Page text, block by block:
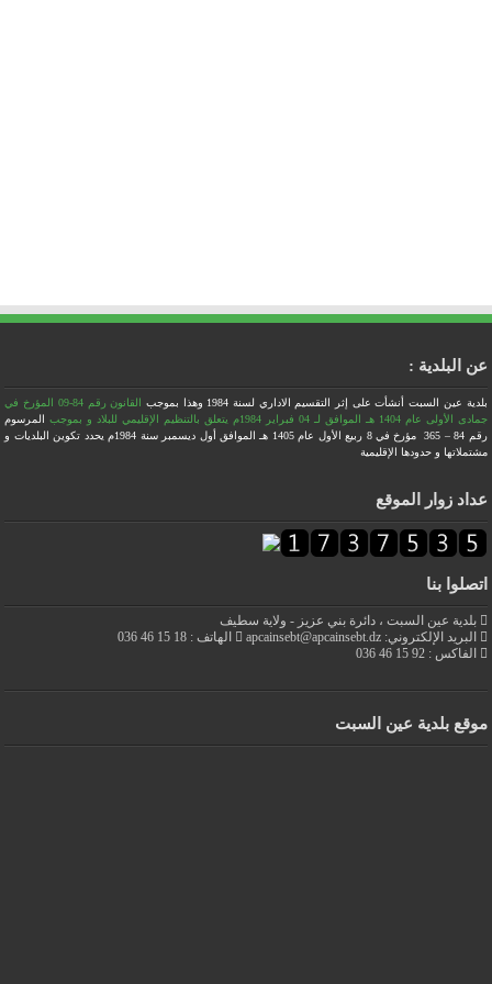
عن البلدية :
بلدية عين السبت أنشأت على إثر التقسيم الاداري لسنة 1984 وهذا بموجب
القانون رقم 84-09 المؤرخ في
جمادى الأولى عام 1404 هـ الموافق لـ 04 فبراير 1984م يتعلق بالتنظيم الإقليمي للبلاد
و بموجب المرسوم
رقم 84 – 365 مؤرخ في 8 ربيع الأول عام 1405 هـ الموافق أول ديسمبر سنة 1984م يحدد تكوين البلديات و
مشتملاتها و حدودها الإقليمية
عداد زوار الموقع
اتصلوا بنا
بلدية عين السبت ، دائرة بني عزيز - ولاية سطيف
البريد الإلكتروني: apcainsebt@apcainsebt.dz
الهاتف : 18 15 46 036
الفاكس : 92 15 46 036
موقع بلدية عين السبت